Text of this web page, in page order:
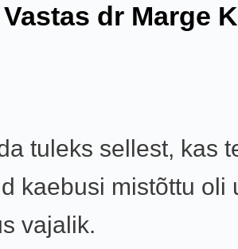
Vastas dr Marge
tuleks sellest, kas
kaebusi mistõttu oli
vajalik.